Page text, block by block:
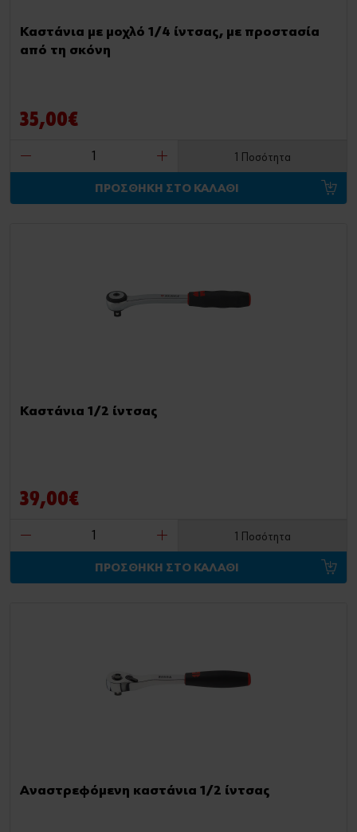
Καστάνια με μοχλό 1/4 ίντσας, με προστασία
από τη σκόνη
35,00€
1 Ποσότητα
ΠΡΟΣΘΗΚΗ ΣΤΟ ΚΑΛΑΘΙ
Καστάνια 1/2 ίντσας
39,00€
1 Ποσότητα
ΠΡΟΣΘΗΚΗ ΣΤΟ ΚΑΛΑΘΙ
Αναστρεφόμενη καστάνια 1/2 ίντσας